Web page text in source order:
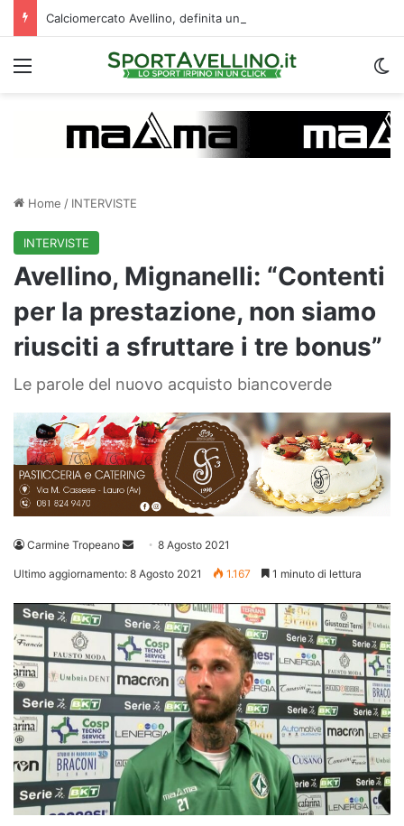
Menu
Home / INTERVISTE
INTERVISTE
Avellino, Mignanelli: “Contenti
per la prestazione, non siamo
riusciti a sfruttare i tre bonus”
Le parole del nuovo acquisto biancoverde
Carmine Tropeano
Invia 8 Agosto 2021
Ultimo aggiornamento: 8 Agosto 2021 1.167 1 minuto di lettura